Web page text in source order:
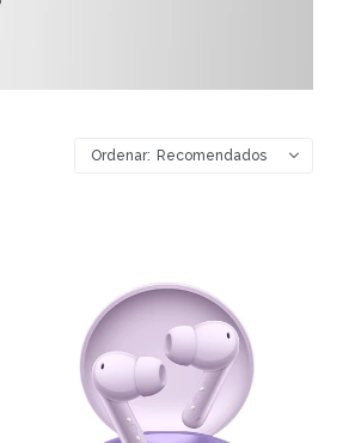
Recomendados